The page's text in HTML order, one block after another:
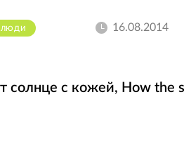
ЛЮДИ 16.08.2014